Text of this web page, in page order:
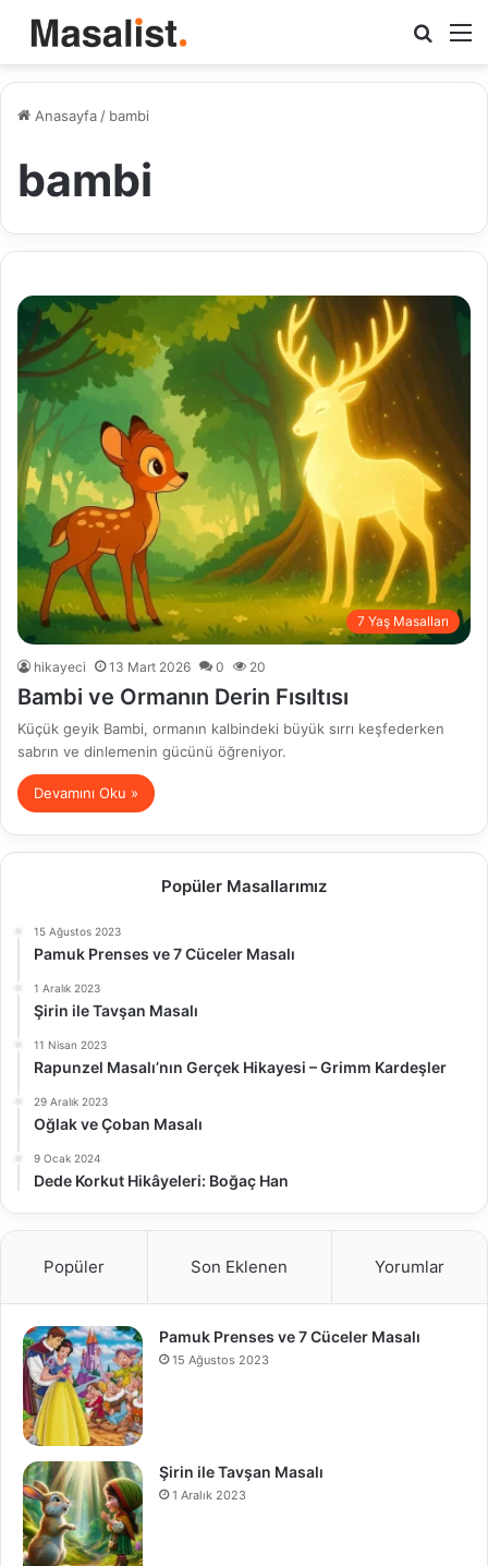
Arama
yap
Anasayfa / bambi
bambi
7 Yaş Masalları
hikayeci 13 Mart 2026 0 20
Bambi ve Ormanın Derin Fısıltısı
Küçük geyik Bambi, ormanın kalbindeki büyük sırrı keşfederken
sabrın ve dinlemenin gücünü öğreniyor.
Devamını Oku »
Popüler Masallarımız
15 Ağustos 2023
Pamuk Prenses ve 7 Cüceler Masalı
1 Aralık 2023
Şirin ile Tavşan Masalı
11 Nisan 2023
Rapunzel Masalı’nın Gerçek Hikayesi – Grimm Kardeşler
29 Aralık 2023
Oğlak ve Çoban Masalı
9 Ocak 2024
Dede Korkut Hikâyeleri: Boğaç Han
Popüler Son Eklenen Yorumlar
Pamuk Prenses ve 7 Cüceler Masalı
15 Ağustos 2023
Şirin ile Tavşan Masalı
1 Aralık 2023